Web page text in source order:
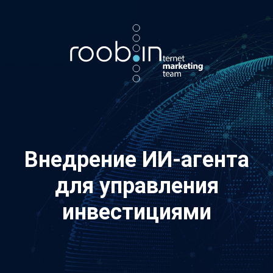
Внедрение ИИ-агента
для управления
инвестициями
Хотите также? Пишите в телеграм:
vino_costa